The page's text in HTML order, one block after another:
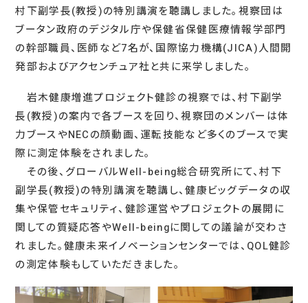
村下副学長(教授)の特別講演を聴講しました。視察団は
ブータン政府のデジタル庁や保健省保健医療情報学部門
の幹部職員、医師など7名が、国際協力機構(JICA)人間開
発部およびアクセンチュア社と共に来学しました。
岩木健康増進プロジェクト健診の視察では、村下副学
長(教授)の案内で各ブースを回り、視察団のメンバーは体
力ブースやNECの顔動画、運転技能など多くのブースで実
際に測定体験をされました。
その後、グローバルWell-being総合研究所にて、村下
副学長(教授)の特別講演を聴講し、健康ビッグデータの収
集や保管セキュリティ、健診運営やプロジェクトの展開に
関しての質疑応答やWell-beingに関しての議論が交わさ
れました。健康未来イノベーションセンターでは、QOL健診
の測定体験もしていただきました。